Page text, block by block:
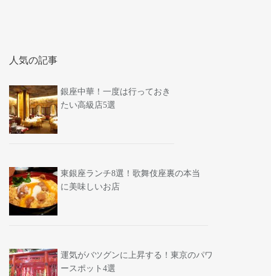
人気の記事
銀座中華！一度は行っておき
たい高級店5選
東銀座ランチ8選！歌舞伎座裏の本当
に美味しいお店
運気がバツグンに上昇する！東京のパワ
ースポット4選